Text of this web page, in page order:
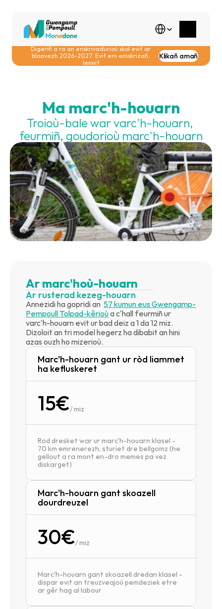
Select Language
Digeriñ a ra an enskrivadurioù skol evit ar
bloavezh 2026-2027. Evit em emskrizañ,
lennit
Klikañ amañ
Ma marc'h-houarn
Troioù-bale war varc'h-houarn,
feurmiñ, goudorioù marc'h-houarn
Ar marc'hoù-houarn
Ar rusterad kezeg-houarn
Annezidi ha gopridi an 57 kumun eus Gwengamp-
Pempoull Tolpad-kêrioù a c'hall feurmiñ ur
varc'h-houarn evit ur bad deiz a 1 da 12 miz.
Dizoloit an tri model hegerz ha dibabit an hini
azas ouzh ho mizerioù.
Marc'h-houarn gant ur ròd liammet
ha kefluskeret
15€/ miz
Rod dresket war ur marc'h-houarn klasel -
70 km emrenerezh, sturiet dre bellgomz (he
gellout a ra mont en-dro memes pa vez
diskarget)
Marc'h-houarn gant skoazell
dourdreuzel
30€/ miz
Marc'h-houarn gant skoazell dredan klasel -
dispar evit an treuzveajoù pemdeziek etre
ar gêr hag al labour